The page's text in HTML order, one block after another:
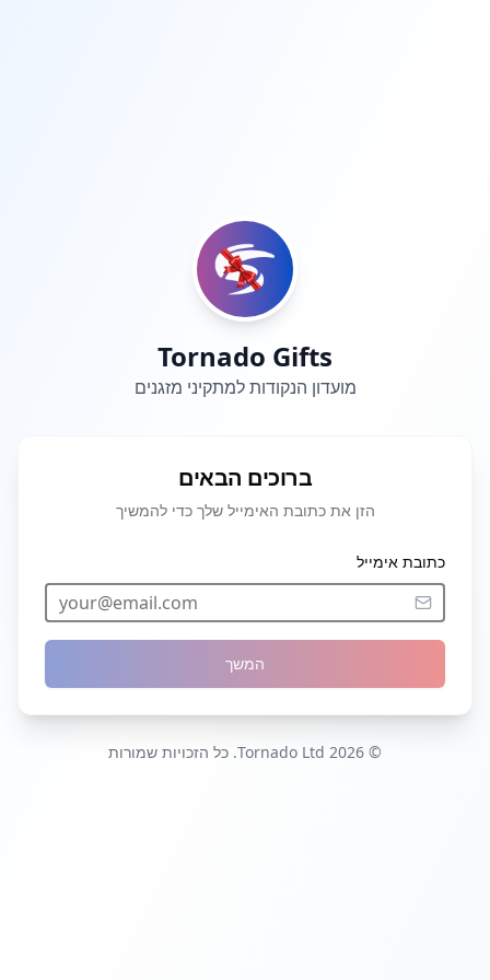
Tornado Gifts
מועדון הנקודות למתקיני מזגנים
ברוכים הבאים
הזן את כתובת האימייל שלך כדי להמשיך
כתובת אימייל
המשך
© 2026 Tornado Ltd. כל הזכויות שמורות